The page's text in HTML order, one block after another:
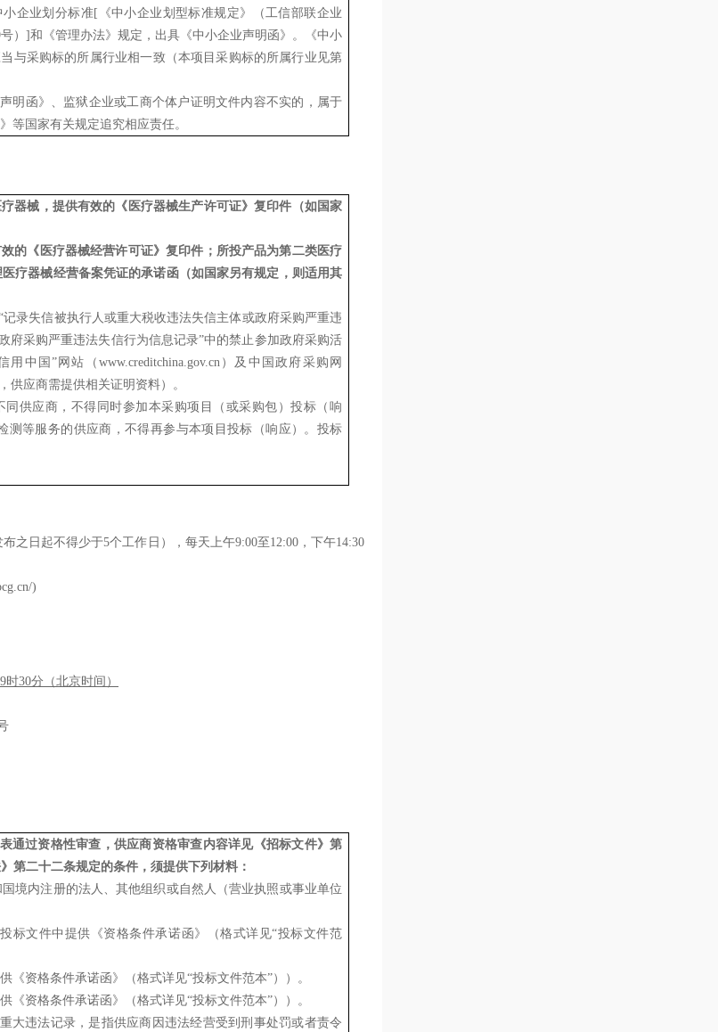
小企业划分标准[ 《中小企业划型标准规定》（工信部联企业
号） ]和《管理办法》规定，出具《中小企业声明函》。《中小
与采购标的所属行业相一致（本项目采购标的所属行业见第
明函》、监狱企业或工商个体户证明文件内容不实的，属于
等国家有关规定追究相应责任。
器械，提供有效的《医疗器械生产许可证》复印件（如国家
的《医疗器械经营许可证》复印件；所投产品为第二类医疗
疗器械经营备案凭证的承诺函（如国家另有规定，则适用其
记录失信被执行人或重大税收违法失信主体或政府采购严重违
府采购严重违法失信行为信息记录”中的禁止参加政府采购活
中国”网站（www.creditchina.gov.cn）及中国政府采购网
供应商需提供相关证明资料） 。
供应商，不得同时参加本采购项目（或采购包）投标（响
等服务的供应商，不得再参与本项目投标（响应）。投标
之日起不得少于5个工作日），每天上午9:00至 12:00，下午14:30
)
时30分（北京时间）
通过资格性审查，供应商资格审查内容详见《招标文件》第
第二十二条规定的条件，须提供下列材料：
境内注册的法人、其他组织或自然人（营业执照或事业单位
投标文件中提供《资格条件承诺函》（格式详见“投标文件范
《资格条件承诺函》（格式详见“投标文件范本”）
）。
《资格条件承诺函》（格式详见“投标文件范本”）
）。
大违法记录，是指供应商因违法经营受到刑事处罚或者责令